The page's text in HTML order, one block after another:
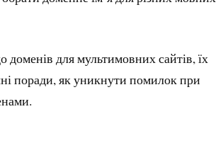
доменів для мультимовних сайтів, їх
поради, як уникнути помилок при